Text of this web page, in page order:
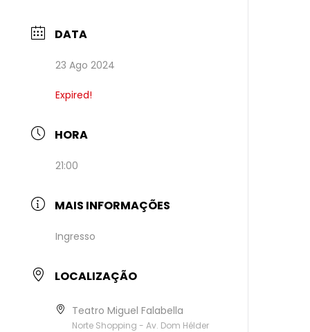
DATA
23 Ago 2024
Expired!
HORA
21:00
MAIS INFORMAÇÕES
Ingresso
LOCALIZAÇÃO
Teatro Miguel Falabella
Norte Shopping - Av. Dom Hélder